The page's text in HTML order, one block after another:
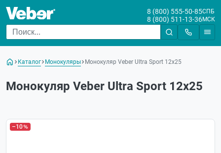
8 (800) 555-50-85СПБ
8 (800) 511-13-36МСК
Каталог Монокуляры Монокуляр Veber Ultra Sport 12x25
Монокуляр Veber Ultra Sport 12x25
–10